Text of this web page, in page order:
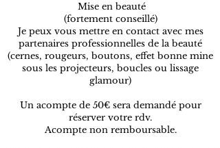
Mise en beauté
(fortement conseillé)
Je peux vous mettre en contact avec mes
partenaires professionnelles de la beauté
(cernes, rougeurs, boutons, effet bonne mine
sous les projecteurs, boucles ou lissage
glamour)
Un acompte de 50€ sera demandé pour
réserver votre rdv.
Acompte non remboursable.